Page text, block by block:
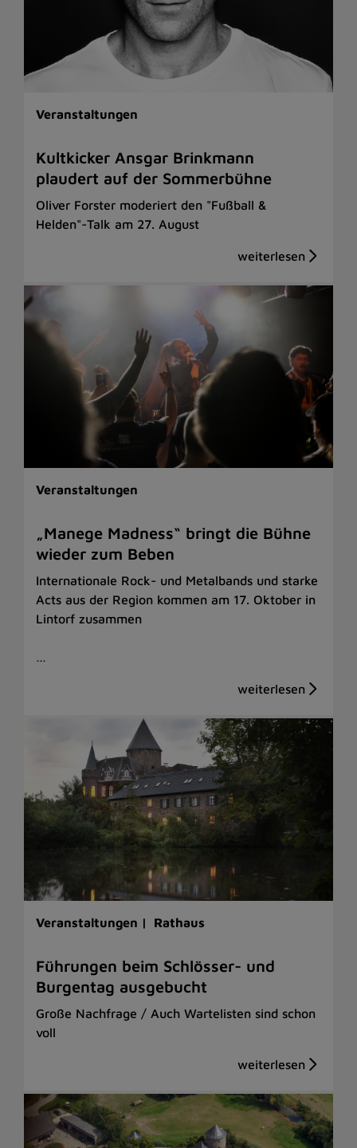
Veranstaltungen
Kultkicker Ansgar Brinkmann
plaudert auf der Sommerbühne
Oliver Forster moderiert den "Fußball &
Helden"-Talk am 27. August
Veranstaltungen
„Manege Madness“ bringt die Bühne
wieder zum Beben
Internationale Rock- und Metalbands und starke
Acts aus der Region kommen am 17. Oktober in
Lintorf zusammen
…
Veranstaltungen | Rathaus
Führungen beim Schlösser- und
Burgentag ausgebucht
Große Nachfrage / Auch Wartelisten sind schon
voll